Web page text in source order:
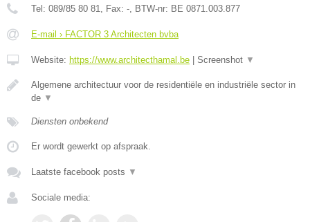
Tel: 089/85 80 81, Fax: -, BTW-nr: BE 0871.003.877
E-mail › FACTOR 3 Architecten bvba
Website: https://www.architecthamal.be Screenshot ▼
Algemene architectuur voor de residentiële en industriële sector in
de ▼
Diensten onbekend
Er wordt gewerkt op afspraak.
Laatste facebook posts ▼
Sociale media: